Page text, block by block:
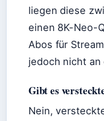
liegen diese
einen 8K-Neo-
Abos für
jedoch nicht an
Gibt es
Nein,